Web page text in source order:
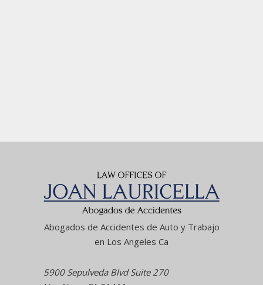
Abogados de Accidentes de Auto y Trabajo
en Los Angeles Ca
5900 Sepulveda Blvd Suite 270